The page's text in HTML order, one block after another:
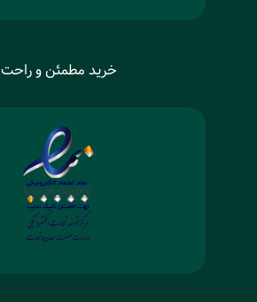
خرید مطمئن و راحت